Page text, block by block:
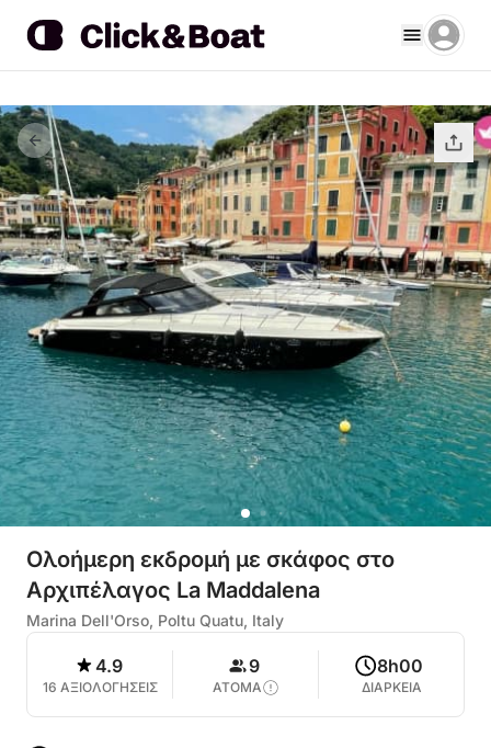
Ολοήμερη εκδρομή με σκάφος στο
Αρχιπέλαγος La Maddalena
Marina Dell'Orso, Poltu Quatu, Italy
4.9
16 ΑΞΙΟΛΟΓΗΣΕΙΣ
9
ΑΤΟΜΑ
8h00
ΔΙΑΡΚΕΙΑ